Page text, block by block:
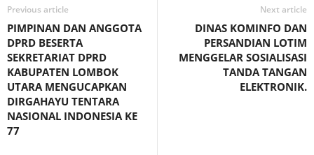
Previous article
PIMPINAN DAN ANGGOTA
DPRD BESERTA
SEKRETARIAT DPRD
KABUPATEN LOMBOK
UTARA MENGUCAPKAN
DIRGAHAYU TENTARA
NASIONAL INDONESIA KE
77
Next article
DINAS KOMINFO DAN
PERSANDIAN LOTIM
MENGGELAR SOSIALISASI
TANDA TANGAN
ELEKTRONIK.